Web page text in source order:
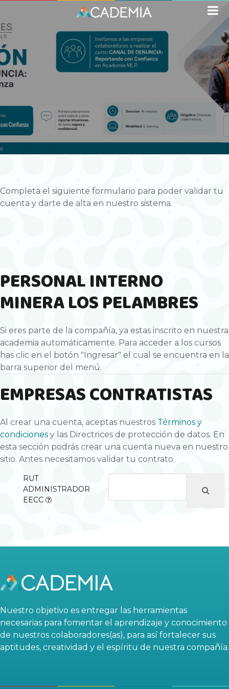
Completa el siguiente formulario para poder validar tu
cuenta y darte de alta en nuestro sistema.
PERSONAL INTERNO
MINERA LOS PELAMBRES
Si eres parte de la compañía, ya estas inscrito en nuestra
academia automáticamente. Para acceder a los cursos
has clic en el botón "Ingresar" el cual se encuentra en la
barra superior del menú.
EMPRESAS CONTRATISTAS
Al crear una cuenta, aceptas nuestros Términos y
condiciones y las Directrices de protección de datos. En
esta sección podrás crear una cuenta nueva en nuestro
sitio. Antes necesitamos validar tu contrato.
RUT
ADMINISTRADOR
EECC
Nuestro objetivo es entregar las herramientas
necesarias para fomentar el aprendizaje y conocimiento
de nuestros colaboradores(as), para así fortalecer sus
aptitudes, creatividad y el espíritu de nuestra compañía.